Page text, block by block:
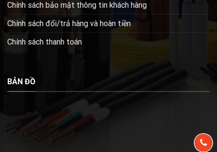
Chính sách bảo mật thông tin khách hàng
Chính sách đổi/trả hàng và hoàn tiền
Chính sách thanh toán
BẢN ĐỒ